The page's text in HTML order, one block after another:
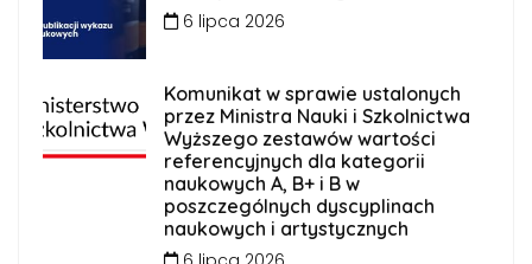
6 lipca 2026
Komunikat w sprawie ustalonych
przez Ministra Nauki i Szkolnictwa
Wyższego zestawów wartości
referencyjnych dla kategorii
naukowych A, B+ i B w
poszczególnych dyscyplinach
naukowych i artystycznych